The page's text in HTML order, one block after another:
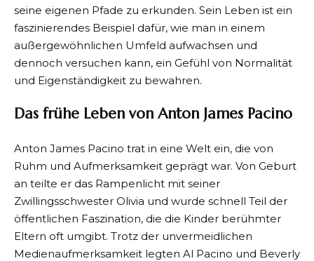
seine eigenen Pfade zu erkunden. Sein Leben ist ein
faszinierendes Beispiel dafür, wie man in einem
außergewöhnlichen Umfeld aufwachsen und
dennoch versuchen kann, ein Gefühl von Normalität
und Eigenständigkeit zu bewahren.
Das frühe Leben von Anton James Pacino
Anton James Pacino trat in eine Welt ein, die von
Ruhm und Aufmerksamkeit geprägt war. Von Geburt
an teilte er das Rampenlicht mit seiner
Zwillingsschwester Olivia und wurde schnell Teil der
öffentlichen Faszination, die die Kinder berühmter
Eltern oft umgibt. Trotz der unvermeidlichen
Medienaufmerksamkeit legten Al Pacino und Beverly